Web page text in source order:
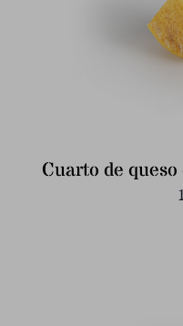
Cuarto de